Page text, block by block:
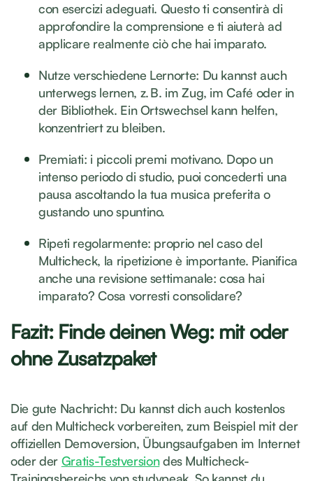
con esercizi adeguati. Questo ti consentirà di
approfondire la comprensione e ti aiuterà ad
applicare realmente ciò che hai imparato.
Nutze verschiedene Lernorte: Du kannst auch
unterwegs lernen, z. B. im Zug, im Café oder in
der Bibliothek. Ein Ortswechsel kann helfen,
konzentriert zu bleiben.
Premiati: i piccoli premi motivano. Dopo un
intenso periodo di studio, puoi concederti una
pausa ascoltando la tua musica preferita o
gustando uno spuntino.
Ripeti regolarmente: proprio nel caso del
Multicheck, la ripetizione è importante. Pianifica
anche una revisione settimanale: cosa hai
imparato? Cosa vorresti consolidare?
Fazit: Finde deinen Weg: mit oder
ohne Zusatzpaket
Die gute Nachricht: Du kannst dich auch kostenlos
auf den Multicheck vorbereiten, zum Beispiel mit der
offiziellen Demoversion, Übungsaufgaben im Internet
oder der Gratis-Testversiondes Multicheck-